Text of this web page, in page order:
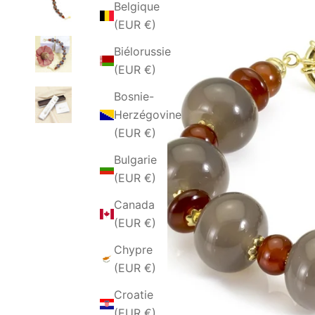
Belgique
(EUR €)
Biélorussie
(EUR €)
Bosnie-
Herzégovine
(EUR €)
Bulgarie
(EUR €)
Canada
(EUR €)
Chypre
(EUR €)
Croatie